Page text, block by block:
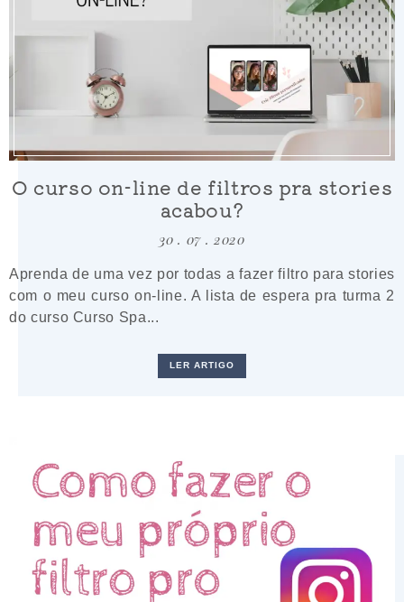
O curso on-line de filtros pra stories
acabou?
30 . 07 . 2020
Aprenda de uma vez por todas a fazer filtro para stories
com o meu curso on-line. A lista de espera pra turma 2
do curso Curso Spa...
LER ARTIGO